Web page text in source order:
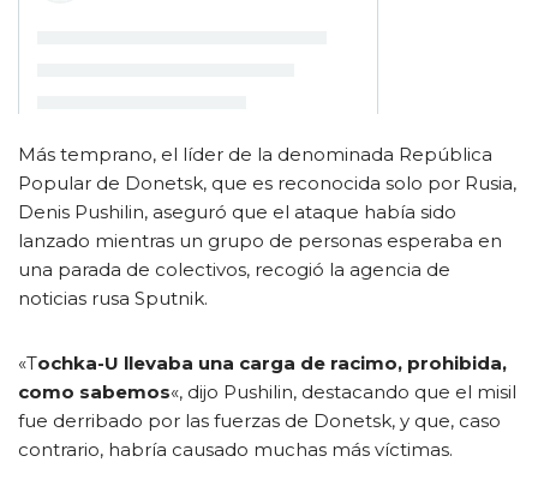
Más temprano, el líder de la denominada República
Popular de Donetsk, que es reconocida solo por Rusia,
Denis Pushilin, aseguró que el ataque había sido
lanzado mientras un grupo de personas esperaba en
una parada de colectivos, recogió la agencia de
noticias rusa Sputnik.
«Tochka-U llevaba una carga de racimo, prohibida,
como sabemos«, dijo Pushilin, destacando que el misil
fue derribado por las fuerzas de Donetsk, y que, caso
contrario, habría causado muchas más víctimas.